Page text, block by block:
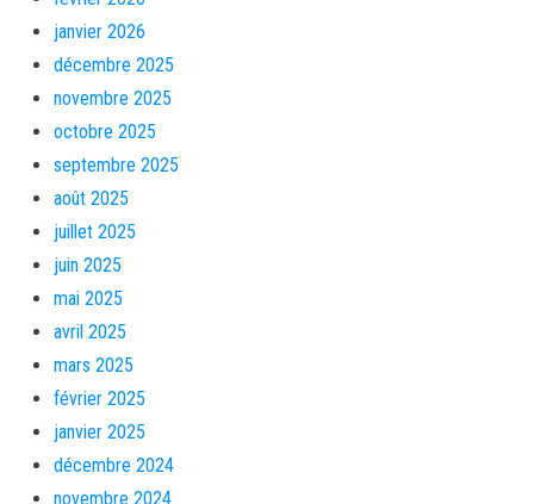
janvier 2026
décembre 2025
novembre 2025
octobre 2025
septembre 2025
août 2025
juillet 2025
juin 2025
mai 2025
avril 2025
mars 2025
février 2025
janvier 2025
décembre 2024
novembre 2024